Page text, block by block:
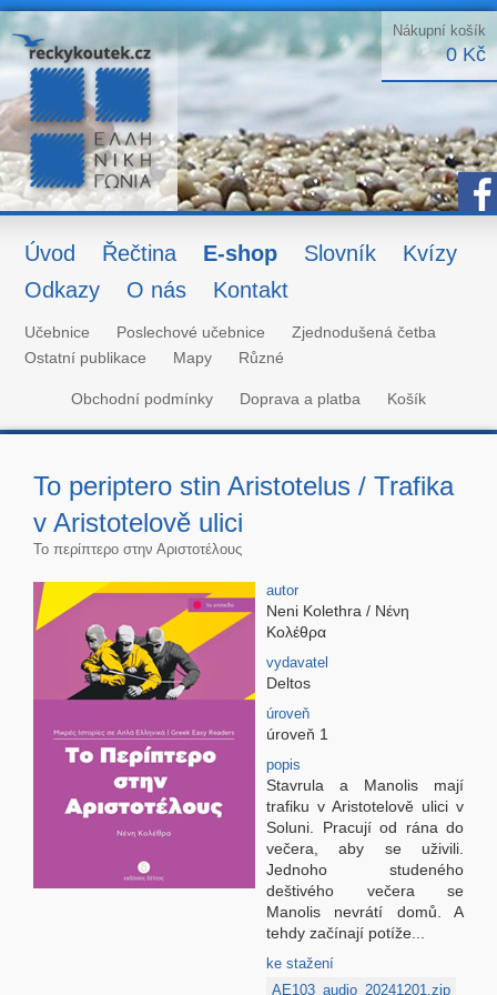
Nákupní košík
0 Kč
Úvod Řečtina E-shop Slovník
Kvízy
Odkazy
O nás Kontakt
Učebnice Poslechové učebnice
Zjednodušená četba
Ostatní publikace
Mapy Různé
Obchodní podmínky Doprava a platba Košík
To periptero stin Aristotelus / Trafika
v Aristotelově ulici
Το περίπτερο στην Αριστοτέλους
autor
Neni Kolethra / Νένη
Κολέθρα
vydavatel
Deltos
úroveň
úroveň 1
popis
Stavrula a Manolis mají
trafiku v Aristotelově ulici v
Soluni. Pracují od rána do
večera, aby se uživili.
Jednoho studeného
deštivého večera se
Manolis nevrátí domů. A
tehdy začínají potíže...
ke stažení
AE103_audio_20241201.zip